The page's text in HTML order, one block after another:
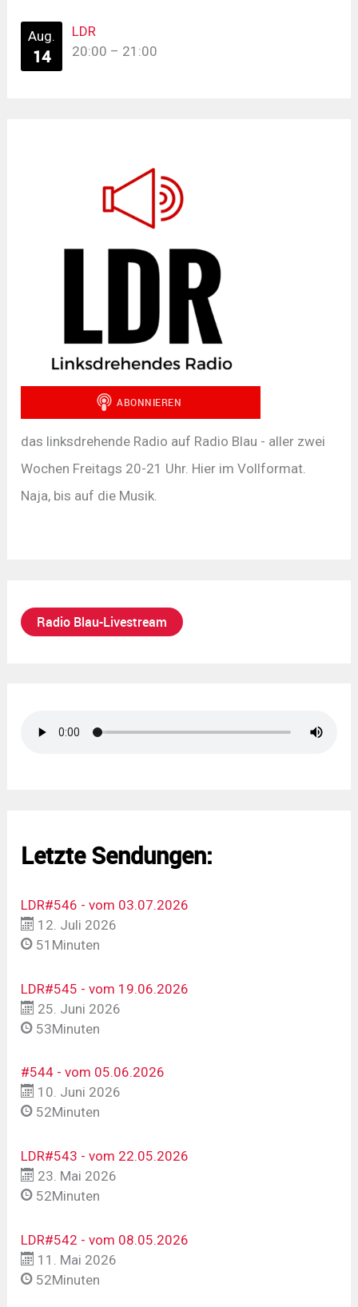
Aug.
14
LDR
20:00 – 21:00
das linksdrehende Radio auf Radio Blau - aller zwei
Wochen Freitags 20-21 Uhr. Hier im Vollformat.
Naja, bis auf die Musik.
Radio Blau-Livestream
Letzte Sendungen:
LDR#546 - vom 03.07.2026
12. Juli 2026
51Minuten
LDR#545 - vom 19.06.2026
25. Juni 2026
53Minuten
#544 - vom 05.06.2026
10. Juni 2026
52Minuten
LDR#543 - vom 22.05.2026
23. Mai 2026
52Minuten
LDR#542 - vom 08.05.2026
11. Mai 2026
52Minuten